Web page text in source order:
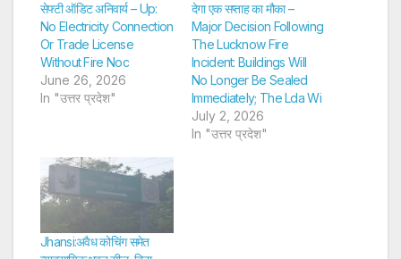
सेफ्टी ऑडिट अनिवार्य – Up:
No Electricity Connection
Or Trade License
Without Fire Noc
June 26, 2026
In "उत्तर प्रदेश"
देगा एक सप्ताह का मौका –
Major Decision Following
The Lucknow Fire
Incident: Buildings Will
No Longer Be Sealed
Immediately; The Lda Wi
July 2, 2026
In "उत्तर प्रदेश"
Jhansi:अवैध कोचिंग समेत